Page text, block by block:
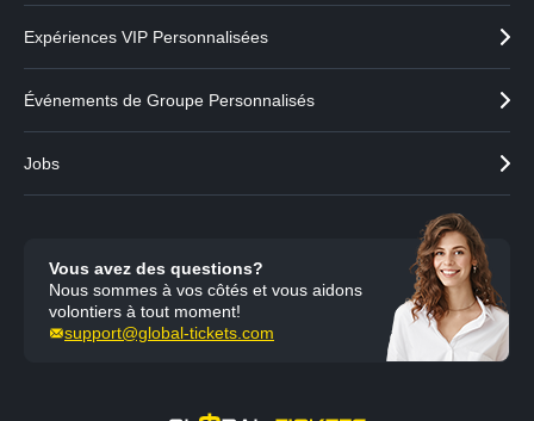
Expériences VIP Personnalisées
Événements de Groupe Personnalisés
Jobs
Vous avez des questions?
Nous sommes à vos côtés et vous aidons
volontiers à tout moment!
support@global-tickets.com